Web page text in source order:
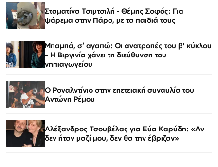
Σταματίνα Τσιμτσιλή - Θέμης Σοφός: Για
ψάρεμα στην Πάρο, με τα παιδιά τους
Μπαμπά, σ’ αγαπώ: Οι ανατροπές του β' κύκλου
– Η Βιργινία χάνει τη διεύθυνση του
νηπιαγωγείου
Ο Ροναλντίνιο στην επετειακή συναυλία του
Αντώνη Ρέμου
Αλέξανδρος Τσουβέλας για Εύα Καρύδη: «Αν
δεν ήταν μαζί μου, δεν θα την έβριζαν»